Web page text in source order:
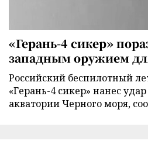
«Герань-4 сикер»
западным оружием
Российский беспилотный
«Герань-4 сикер» нанес удар
акватории Черного моря,